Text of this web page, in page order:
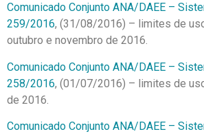
Comunicado Conjunto ANA/DAEE –
259/2016, (31/08/2016) – limites de
outubro e novembro de 2016.
Comunicado Conjunto ANA/DAEE –
258/2016, (01/07/2016) – limites de
de 2016.
Comunicado Conjunto ANA/DAEE –